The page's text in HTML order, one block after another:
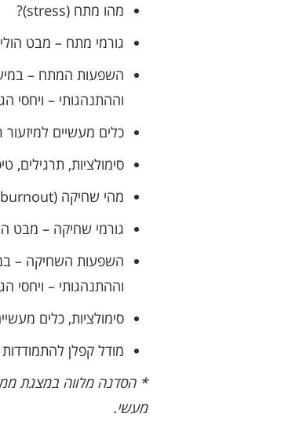
מהו מתח (stress)?
גורמי מתח – מבט
השפעות המתח –
וההתנהגותי – ויחסי
כלים מעשיים
סימולציות, תרגילים,
מהי שחיקה (burnout)?
גורמי שחיקה – מבט
השפעות השחיקה –
וההתנהגותי – ויחסי
סימולציות, כלים
מודל קפלן
* הסדנה מלווה במצגת
מעשי.